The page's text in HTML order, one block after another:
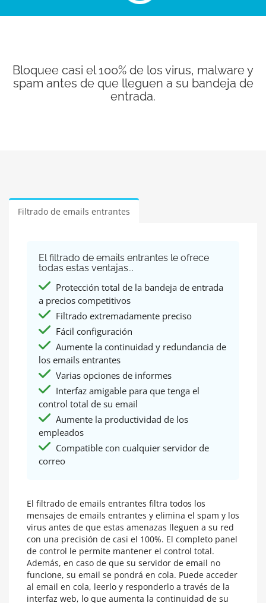
Bloquee casi el 100% de los virus, malware y
spam antes de que lleguen a su bandeja de
entrada.
Filtrado de emails entrantes
El filtrado de emails entrantes le ofrece
todas estas ventajas...
Protección total de la bandeja de entrada
a precios competitivos
Filtrado extremadamente preciso
Fácil configuración
Aumente la continuidad y redundancia de
los emails entrantes
Varias opciones de informes
Interfaz amigable para que tenga el
control total de su email
Aumente la productividad de los
empleados
Compatible con cualquier servidor de
correo
El filtrado de emails entrantes filtra todos los
mensajes de emails entrantes y elimina el spam y los
virus antes de que estas amenazas lleguen a su red
con una precisión de casi el 100%. El completo panel
de control le permite mantener el control total.
Además, en caso de que su servidor de email no
funcione, su email se pondrá en cola. Puede acceder
al email en cola, leerlo y responderlo a través de la
interfaz web, lo que aumenta la continuidad de su